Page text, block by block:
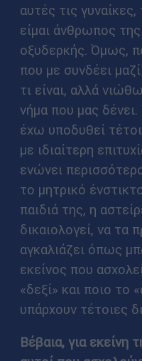
αυτές τις
είμαι άνθρωπος
οξυδερκής. Όμως,
που με συνδέει
τι είναι, αλλά
νήμα που μας
έχω υποδυθεί
με ιδιαίτερη
ενώνει
το μητρικό
παιδιά της, η
δικαιολογεί, να τα
αγκαλιάζει όπως
εκείνος που
«δεξί» και ποιο το
υπάρχουν τέτοιες
Βέβαια, για εκείνη